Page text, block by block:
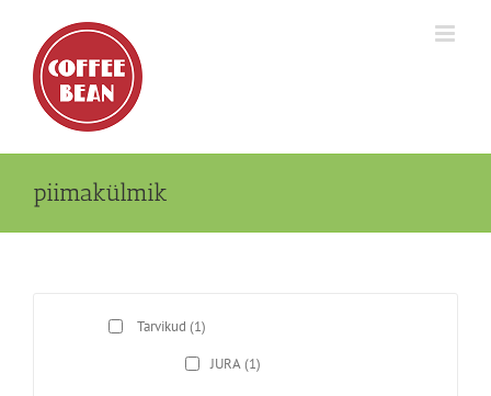
content
piimakülmik
Tarvikud (1)
JURA(1)